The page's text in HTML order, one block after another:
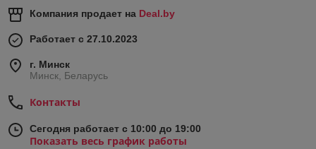
Компания продает на Deal.by
Работает с 27.10.2023
г. Минск
Минск, Беларусь
Контакты
Сегодня работает с 10:00 до 19:00
Показать весь график работы